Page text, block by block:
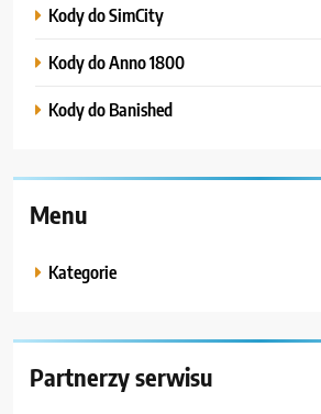
Kody do SimCity
Kody do Anno 1800
Kody do Banished
Menu
Kategorie
Partnerzy serwisu